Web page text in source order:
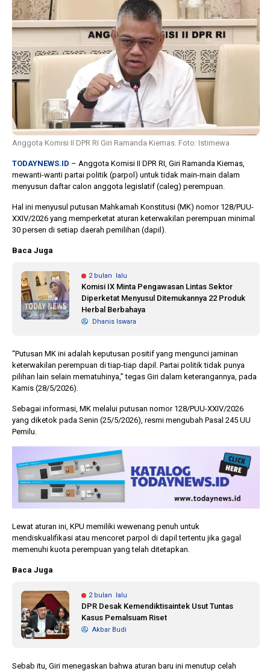
Anggota Komisi II DPR RI Giri Ramanda Kiemas. Foto: Istimewa
TODAYNEWS.ID – Anggota Komisi II DPR RI, Giri Ramanda Kiemas,
mewanti-wanti partai politik (parpol) untuk tidak main-main dalam
menyusun daftar calon anggota legislatif (caleg) perempuan.
Hal ini menyusul putusan Mahkamah Konstitusi (MK) nomor 128/PUU-
XXIV/2026 yang memperketat aturan keterwakilan perempuan minimal
30 persen di setiap daerah pemilihan (dapil).
Baca Juga
2 bulan lalu
Komisi IX Minta Pengawasan Lintas Sektor
Diperketat Menyusul Ditemukannya 22 Produk
Herbal Berbahaya
Dhanis Iswara
“Putusan MK ini adalah keputusan positif yang mengunci jaminan
keterwakilan perempuan di tiap-tiap dapil. Partai politik tidak punya
pilihan lain selain mematuhinya,” tegas Giri dalam keterangannya, pada
Kamis (28/5/2026).
Sebagai informasi, MK melalui putusan nomor 128/PUU-XXIV/2026
yang diketok pada Senin (25/5/2026), resmi mengubah Pasal 245 UU
Pemilu.
Lewat aturan ini, KPU memiliki wewenang penuh untuk
mendiskualifikasi atau mencoret parpol di dapil tertentu jika gagal
memenuhi kuota perempuan yang telah ditetapkan.
Baca Juga
2 bulan lalu
DPR Desak Kemendiktisaintek Usut Tuntas
Kasus Pemalsuam Riset
Akbar Budi
Sebab itu, Giri menegaskan bahwa aturan baru ini menutup celah
Banyak Gugatan di
Pilkada 2024, Legislator
Ragukan SDM Bawaslu
KPU
Keputusan
Capres-